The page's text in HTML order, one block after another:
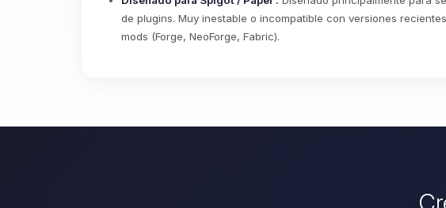
de plugins. Muy inestable o incompatible con versiones
mods (Forge, NeoForge, Fabric).